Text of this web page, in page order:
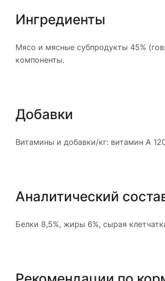
Ингредиенты
Мясо и мясные субпродукты 45%
компоненты.
Добавки
Витамины и добавки/кг: витамин А
Аналитический
Белки 8,5%, жиры 6%, сырая